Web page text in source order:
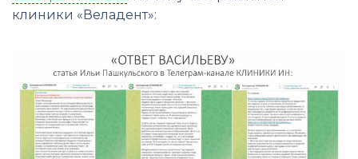
клиники «Веладент»: